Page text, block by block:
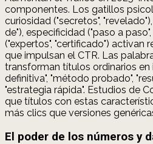
componentes. Los gatillos
curiosidad ("secretos",
de"), especificidad ("paso a
("expertos", "certificado") activan
que impulsan el CTR. Las
transforman títulos ordinarios en
definitiva", "método probado",
"estrategia rápida". Estudios de
que títulos con estas
más clics que versiones
El poder de los números y